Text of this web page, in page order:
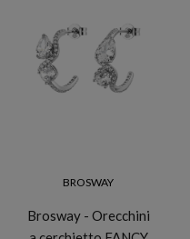
BROSWAY
Brosway - Orecchini